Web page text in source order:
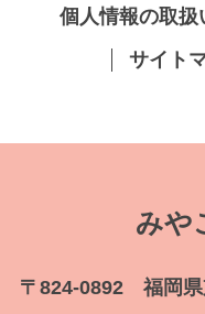
個人情報の取扱
サイト
みや
〒824-0892 福岡県